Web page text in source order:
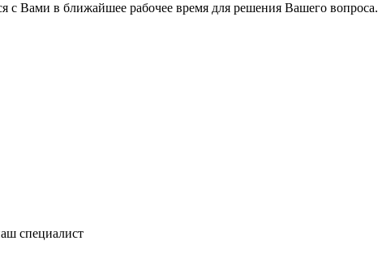
Вами в ближайшее рабочее время для решения Вашего вопроса.
специалист